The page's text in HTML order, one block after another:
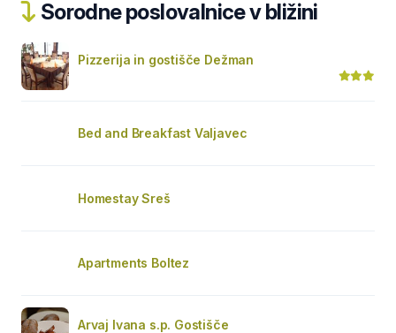
Sorodne poslovalnice v bližini
Pizzerija in gostišče Dežman
Bed and Breakfast Valjavec
Homestay Sreš
Apartments Boltez
Arvaj Ivana s.p. Gostišče